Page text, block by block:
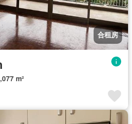
合租房
m²